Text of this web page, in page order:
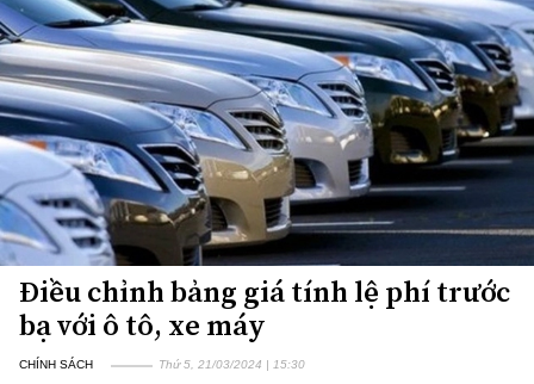
Điều chỉnh bảng giá tính lệ phí trước
bạ với ô tô, xe máy
CHÍNH SÁCH Thứ 5, 21/03/2024 | 15:30